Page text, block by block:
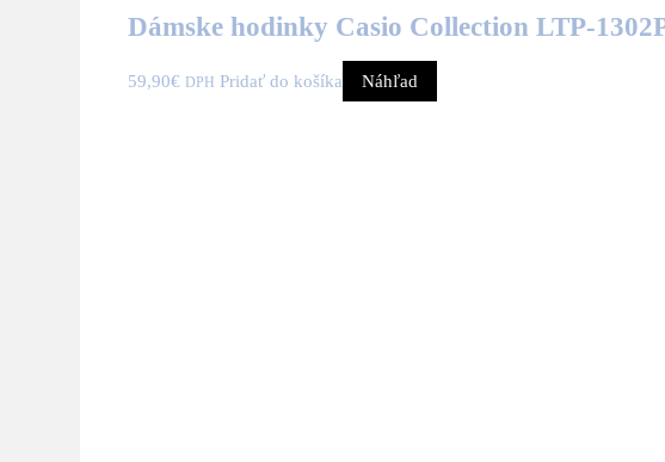
Dámske hodinky Casio Collection LTP-
59,90€ DPH Pridať do košíka Náhľad